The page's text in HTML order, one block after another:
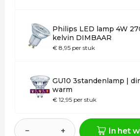
Philips LED lamp 4W
kelvin DIMBAAR
€ 8,95 per stuk
GU10 3standenlamp |
warm
€ 12,95 per stuk
− + In het